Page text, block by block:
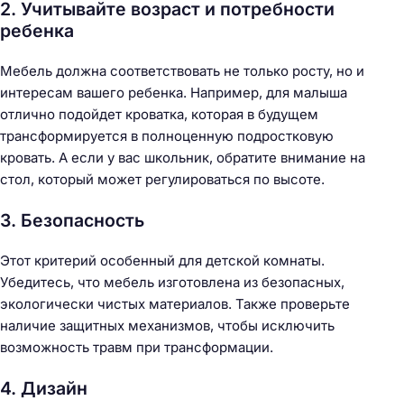
2. Учитывайте возраст и потребности
ребенка
Мебель должна соответствовать не только росту, но и
интересам вашего ребенка. Например, для малыша
отлично подойдет кроватка, которая в будущем
трансформируется в полноценную подростковую
кровать. А если у вас школьник, обратите внимание на
стол, который может регулироваться по высоте.
3. Безопасность
Этот критерий особенный для детской комнаты.
Убедитесь, что мебель изготовлена из безопасных,
экологически чистых материалов. Также проверьте
наличие защитных механизмов, чтобы исключить
возможность травм при трансформации.
4. Дизайн